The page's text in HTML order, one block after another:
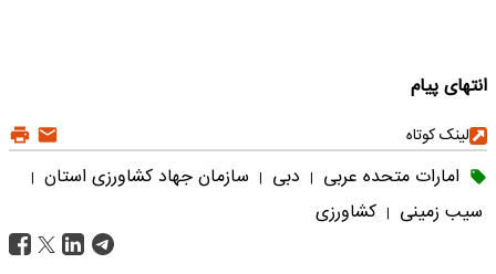
انتهای پیام
لینک کوتاه
امارات متحده عربی | دبی | سازمان جهاد کشاورزی استان |
سیب زمینی | کشاورزی